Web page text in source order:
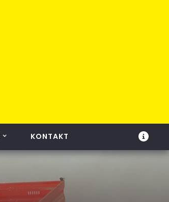
KONTAKT